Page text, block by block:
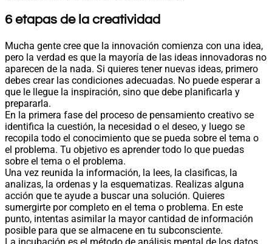
6 etapas de la creatividad
Mucha gente cree que la innovación comienza con una idea,
pero la verdad es que la mayoría de las ideas innovadoras no
aparecen de la nada. Si quieres tener nuevas ideas, primero
debes crear las condiciones adecuadas. No puede esperar a
que le llegue la inspiración, sino que debe planificarla y
prepararla.
En la primera fase del proceso de pensamiento creativo se
identifica la cuestión, la necesidad o el deseo, y luego se
recopila todo el conocimiento que se pueda sobre el tema o
el problema. Tu objetivo es aprender todo lo que puedas
sobre el tema o el problema.
Una vez reunida la información, la lees, la clasificas, la
analizas, la ordenas y la esquematizas. Realizas alguna
acción que te ayude a buscar una solución. Quieres
sumergirte por completo en el tema o problema. En este
punto, intentas asimilar la mayor cantidad de información
posible para que se almacene en tu subconsciente.
La incubación es el método de análisis mental de los datos